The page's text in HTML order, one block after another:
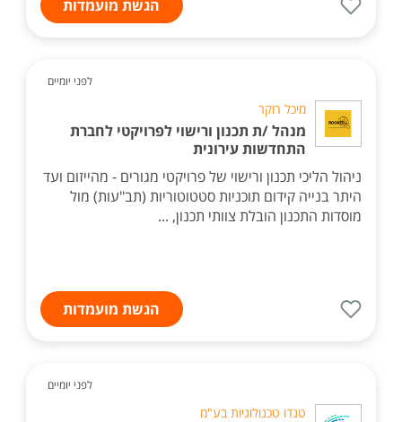
הגשת מועמדות
לפני יומיים
מיכל רוקר
מנהל /ת תכנון ורישוי לפרויקטי לחברת
התחדשות עירונית
ניהול הליכי תכנון ורישוי של פרויקטי מגורים - מהייזום ועד
היתר בנייה קידום תוכניות סטטוטוריות (תב"עות) מול
מוסדות התכנון הובלת צוותי תכנון, ...
הגשת מועמדות
לפני יומיים
טנדו טכנולוגיות בע"מ